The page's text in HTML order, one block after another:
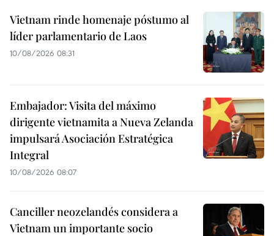
Vietnam rinde homenaje póstumo al
líder parlamentario de Laos
10/08/2026 08:31
Embajador: Visita del máximo
dirigente vietnamita a Nueva Zelanda
impulsará Asociación Estratégica
Integral
10/08/2026 08:07
Canciller neozelandés considera a
Vietnam un importante socio